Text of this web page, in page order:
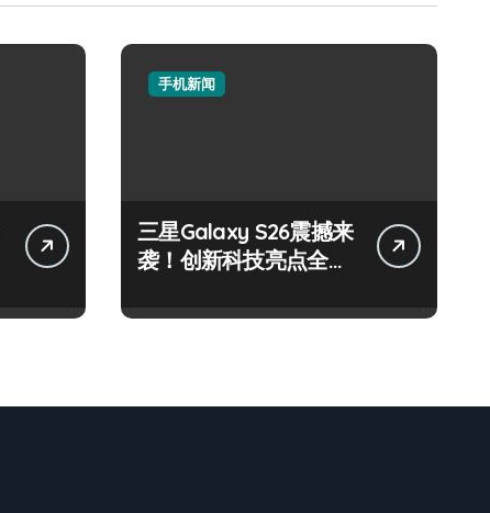
手机新闻
三星Galaxy S26震撼来
袭！创新科技亮点全搜